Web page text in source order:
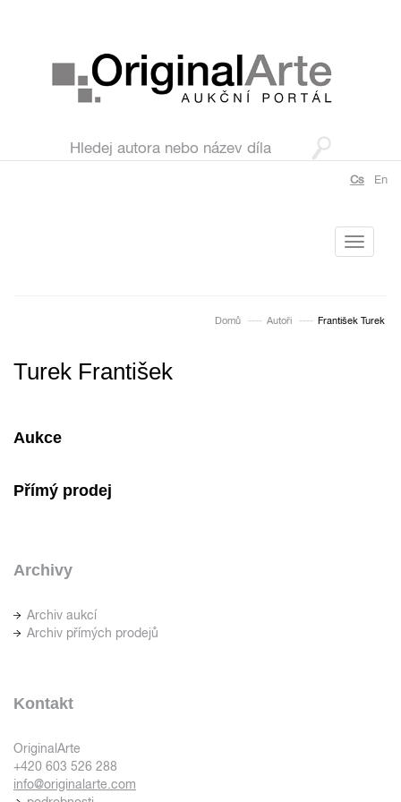
Cs En
Toggle
Domů Autoři František Turek
Turek František
Aukce
Přímý prodej
Archivy
Archiv aukcí
Archiv přímých prodejů
Kontakt
OriginalArte
+420 603 526 288
info@originalarte.com